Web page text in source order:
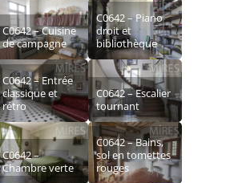
C0642 – Cuisine
de campagne
C0642 – Piano
droit et
bibliothèque
C0642 – Entrée
classique et
rétro
C0642 – Escalier
tournant
C0642 –
Chambre verte
C0642 – Bains,
sol en tomettes
rouges